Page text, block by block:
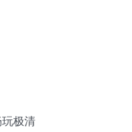
极清